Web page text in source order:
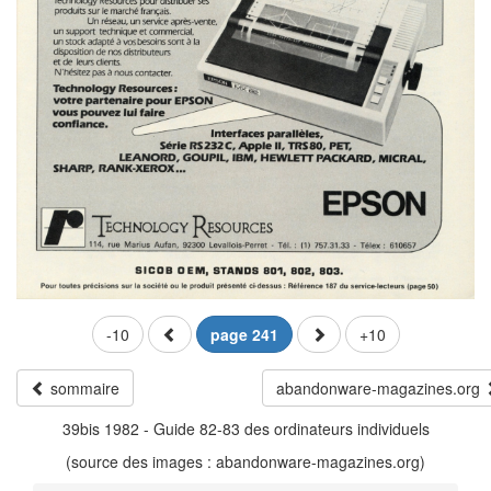
-10 page 241 +10
sommaire
abandonware-magazines.org
39bis 1982 - Guide 82-83 des ordinateurs individuels
(source des images : abandonware-magazines.org)